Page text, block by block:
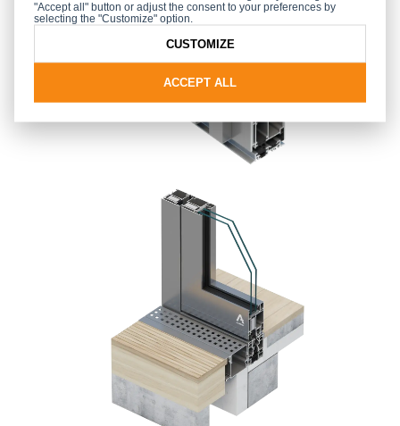
"Accept all" button or adjust the consent to your preferences by
selecting the "Customize" option.
ACCEPT ALL
CUSTOMIZE